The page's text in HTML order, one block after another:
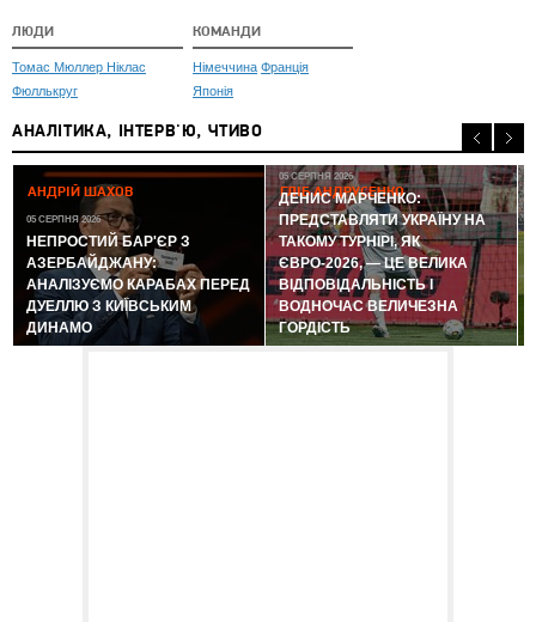
ЛЮДИ
Томас Мюллер Ніклас
Фюллькруг
КОМАНДИ
Німеччина Франція
Японія
АНАЛІТИКА, ІНТЕРВ'Ю, ЧТИВО
АНДРІЙ ШАХОВ
05 СЕРПНЯ 2026
НЕПРОСТИЙ БАР'ЄР З
АЗЕРБАЙДЖАНУ:
АНАЛІЗУЄМО КАРАБАХ ПЕРЕД
ДУЕЛЛЮ З КИЇВСЬКИМ
ДИНАМО
ГЛІБ АНДРУСЕНКО
05 СЕРПНЯ 2026
ДЕНИС МАРЧЕНКО:
ПРЕДСТАВЛЯТИ УКРАЇНУ НА
ТАКОМУ ТУРНІРІ, ЯК
ЄВРО-2026, — ЦЕ ВЕЛИКА
ВІДПОВІДАЛЬНІСТЬ І
ВОДНОЧАС ВЕЛИЧЕЗНА
ГОРДІСТЬ